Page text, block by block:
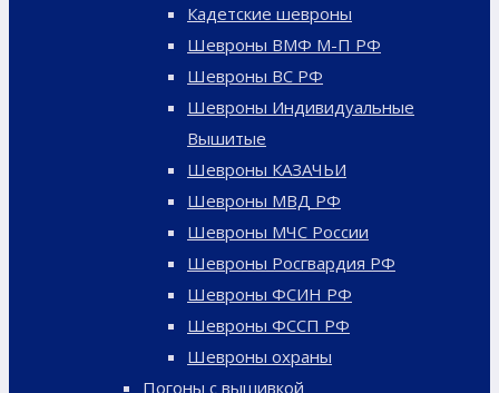
Кадетские шевроны
Шевроны ВМФ М-П РФ
Шевроны ВС РФ
Шевроны Индивидуальные
Вышитые
Шевроны КАЗАЧЬИ
Шевроны МВД РФ
Шевроны МЧС России
Шевроны Росгвардия РФ
Шевроны ФСИН РФ
Шевроны ФССП РФ
Шевроны охраны
Погоны с вышивкой